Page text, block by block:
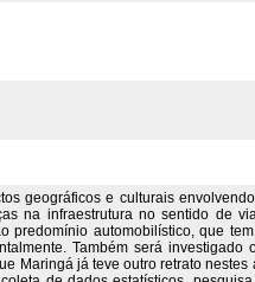
geográficos e culturais
na infraestrutura no sentido de
predomínio automobilístico, que
Também será
Maringá já teve outro retrato